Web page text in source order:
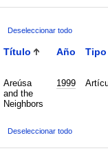
Deseleccionar todo
Título Año Tipo
Areúsa
and the
Neighbors
1999
Deseleccionar todo